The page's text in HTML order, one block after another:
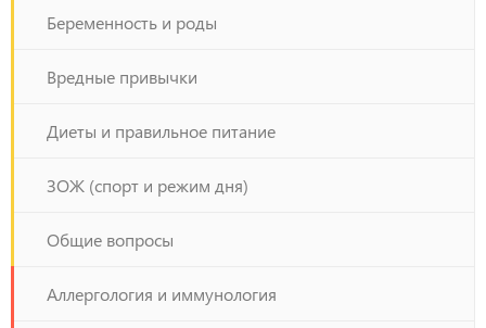
Беременность и роды
Вредные привычки
Диеты и правильное питание
ЗОЖ (спорт и режим дня)
Общие вопросы
Аллергология и иммунология